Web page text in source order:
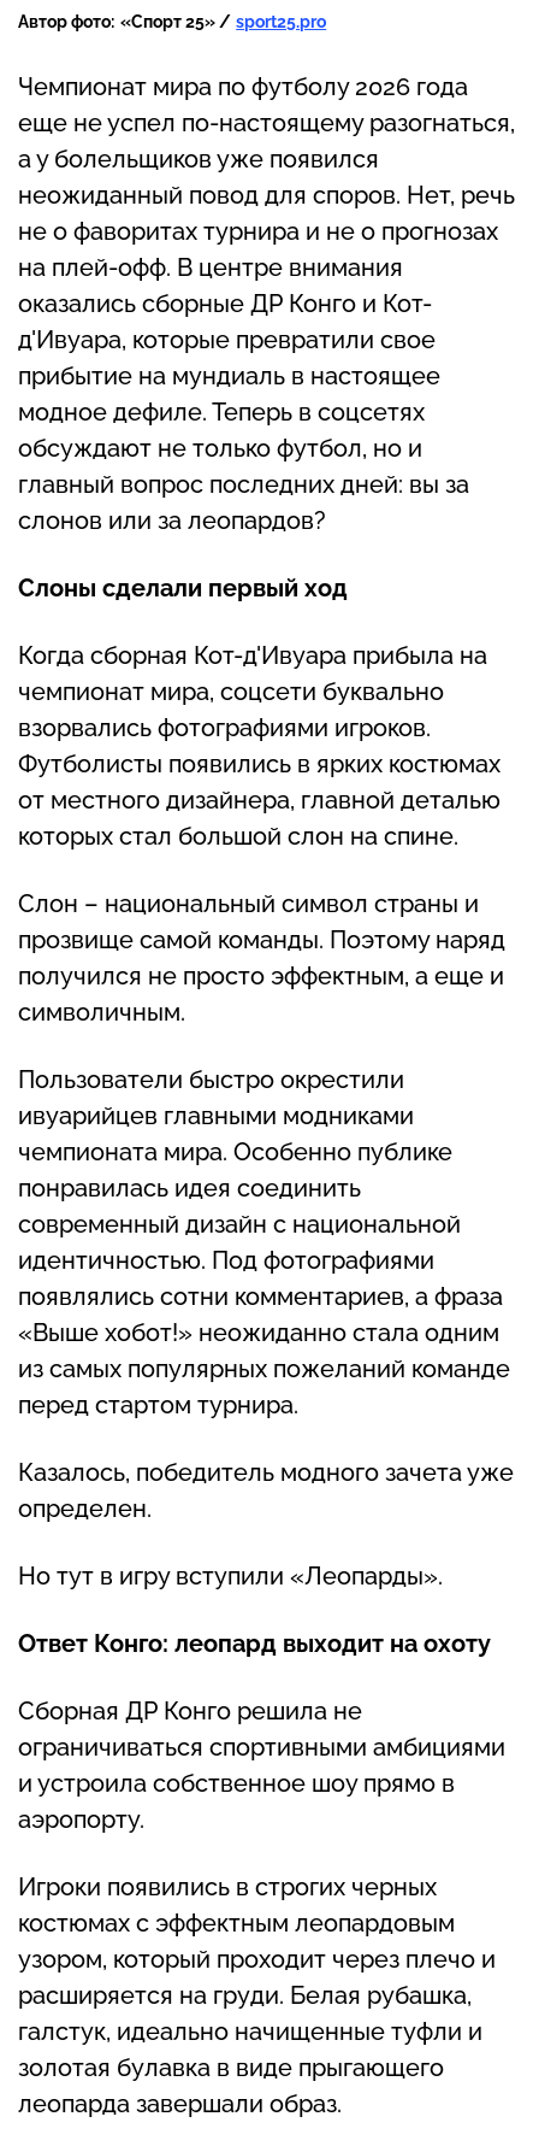
Автор фото: «Спорт 25» / sport25.pro
Чемпионат мира по футболу 2026 года
еще не успел по-настоящему разогнаться,
а у болельщиков уже появился
неожиданный повод для споров. Нет, речь
не о фаворитах турнира и не о прогнозах
на плей-офф. В центре внимания
оказались сборные ДР Конго и Кот-
д'Ивуара, которые превратили свое
прибытие на мундиаль в настоящее
модное дефиле. Теперь в соцсетях
обсуждают не только футбол, но и
главный вопрос последних дней: вы за
слонов или за леопардов?
Слоны сделали первый ход
Когда сборная Кот-д'Ивуара прибыла на
чемпионат мира, соцсети буквально
взорвались фотографиями игроков.
Футболисты появились в ярких костюмах
от местного дизайнера, главной деталью
которых стал большой слон на спине.
Слон – национальный символ страны и
прозвище самой команды. Поэтому наряд
получился не просто эффектным, а еще и
символичным.
Пользователи быстро окрестили
ивуарийцев главными модниками
чемпионата мира. Особенно публике
понравилась идея соединить
современный дизайн с национальной
идентичностью. Под фотографиями
появлялись сотни комментариев, а фраза
«Выше хобот!» неожиданно стала одним
из самых популярных пожеланий команде
перед стартом турнира.
Казалось, победитель модного зачета уже
определен.
Но тут в игру вступили «Леопарды».
Ответ Конго: леопард выходит на охоту
Сборная ДР Конго решила не
ограничиваться спортивными амбициями
и устроила собственное шоу прямо в
аэропорту.
Игроки появились в строгих черных
костюмах с эффектным леопардовым
узором, который проходит через плечо и
расширяется на груди. Белая рубашка,
галстук, идеально начищенные туфли и
золотая булавка в виде прыгающего
леопарда завершали образ.